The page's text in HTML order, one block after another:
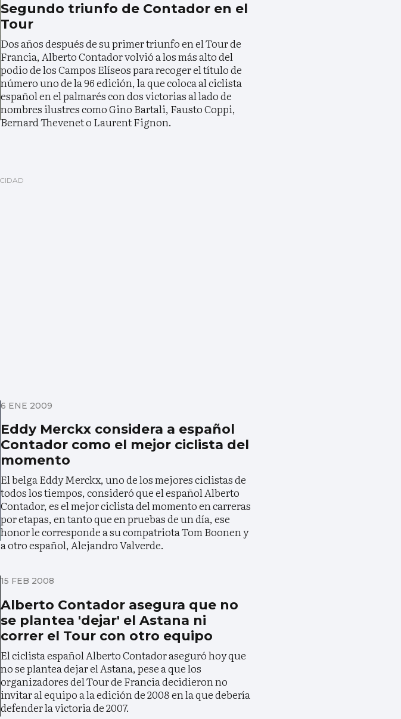
Segundo triunfo de Contador en el
Tour
Dos años después de su primer triunfo en el Tour de
Francia, Alberto Contador volvió a los más alto del
podio de los Campos Elíseos para recoger el título de
número uno de la 96 edición, la que coloca al ciclista
español en el palmarés con dos victorias al lado de
nombres ilustres como Gino Bartali, Fausto Coppi,
Bernard Thevenet o Laurent Fignon.
6 ENE 2009
Eddy Merckx considera a español
Contador como el mejor ciclista del
momento
El belga Eddy Merckx, uno de los mejores ciclistas de
todos los tiempos, consideró que el español Alberto
Contador, es el mejor ciclista del momento en carreras
por etapas, en tanto que en pruebas de un día, ese
honor le corresponde a su compatriota Tom Boonen y
a otro español, Alejandro Valverde.
15 FEB 2008
Alberto Contador asegura que no
se plantea 'dejar' el Astana ni
correr el Tour con otro equipo
El ciclista español Alberto Contador aseguró hoy que
no se plantea dejar el Astana, pese a que los
organizadores del Tour de Francia decidieron no
invitar al equipo a la edición de 2008 en la que debería
defender la victoria de 2007.